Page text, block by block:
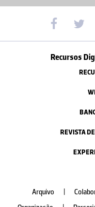
Recursos
REVISTA
Arquivo